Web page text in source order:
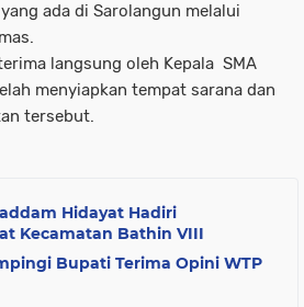
ada di Sarolangun melalui
langsung oleh Kepala SMA
menyiapkan tempat sarana dan
tersebut.
Hidayat Hadiri
Kecamatan Bathin VIII
Bupati Terima Opini WTP